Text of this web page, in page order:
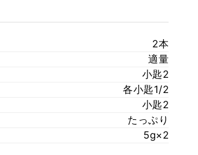
2本
適量
小匙2
各小匙1/2
小匙2
たっぷり
5g×2